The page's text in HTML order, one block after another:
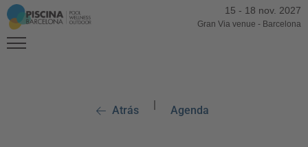
15 - 18 nov. 2027
Gran Via venue - Barcelona
Atrás | Agenda